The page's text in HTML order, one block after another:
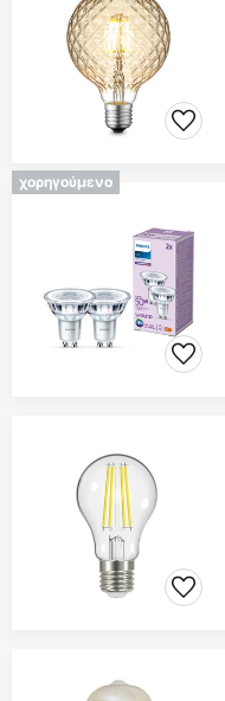
χορηγούμενο